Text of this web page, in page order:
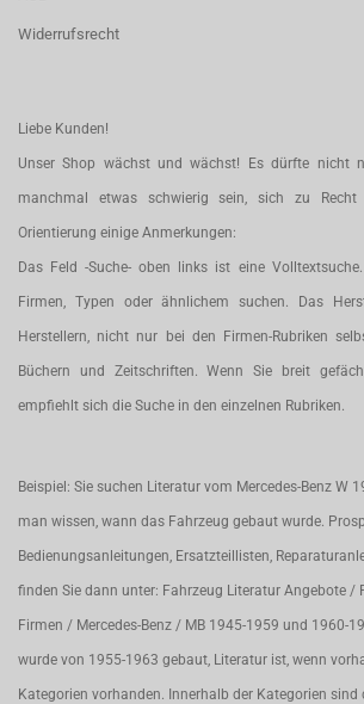
Widerrufsrecht
Liebe Kunden!
Unser Shop wächst und wächst! Es dürfte nicht
manchmal etwas schwierig sein, sich zu
Orientierung einige Anmerkungen:
Das Feld -Suche- oben links ist eine
Firmen, Typen oder ähnlichem suchen. Das
Herstellern, nicht nur bei den Firmen-Rubriken
Büchern und Zeitschriften. Wenn Sie breit
empfiehlt sich die Suche in den einzelnen Rubriken.
Beispiel: Sie suchen Literatur vom Mercedes-Benz W
man wissen, wann das Fahrzeug gebaut wurde.
Bedienungsanleitungen, Ersatzteillisten,
finden Sie dann unter: Fahrzeug Literatur Angebote /
Firmen / Mercedes-Benz / MB 1945-1959 und 1960-
wurde von 1955-1963 gebaut, Literatur ist, wenn
Kategorien vorhanden. Innerhalb der Kategorien